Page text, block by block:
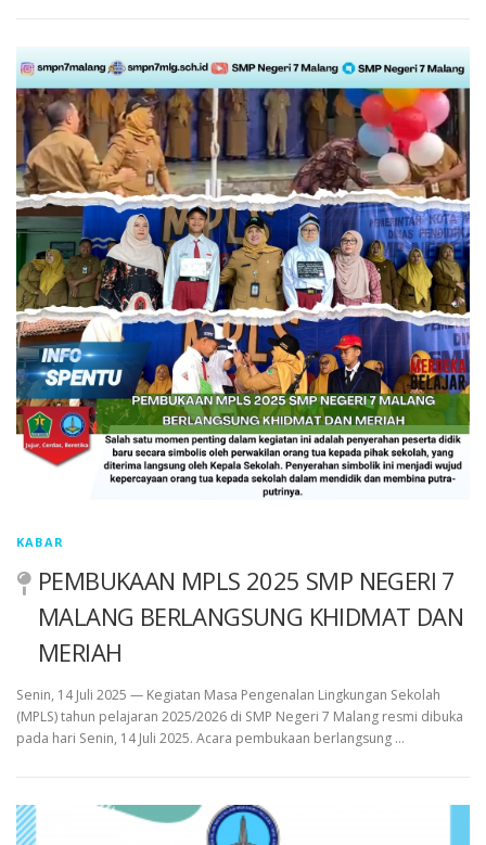
KABAR
PEMBUKAAN MPLS 2025 SMP NEGERI 7
MALANG BERLANGSUNG KHIDMAT DAN
MERIAH
Senin, 14 Juli 2025 — Kegiatan Masa Pengenalan Lingkungan Sekolah
(MPLS) tahun pelajaran 2025/2026 di SMP Negeri 7 Malang resmi dibuka
pada hari Senin, 14 Juli 2025. Acara pembukaan berlangsung …